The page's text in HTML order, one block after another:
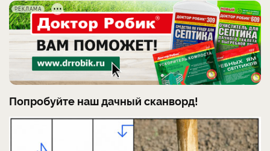
РЕКЛАМА
Попробуйте наш дачный сканворд!